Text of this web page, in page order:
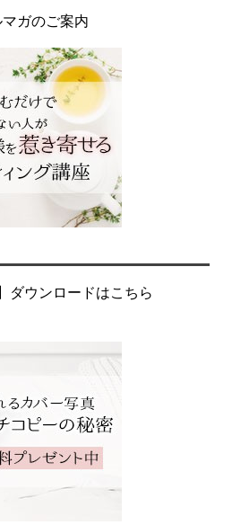
マガのご案内
ダウンロードはこちら